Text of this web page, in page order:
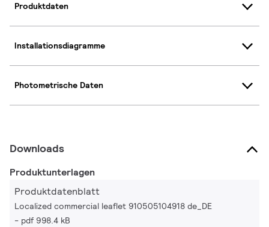
Produktdaten
Installationsdiagramme
Photometrische Daten
Downloads
Produktunterlagen
Produktdatenblatt
Localized commercial leaflet 910505104918 de_DE
pdf 998.4 kB